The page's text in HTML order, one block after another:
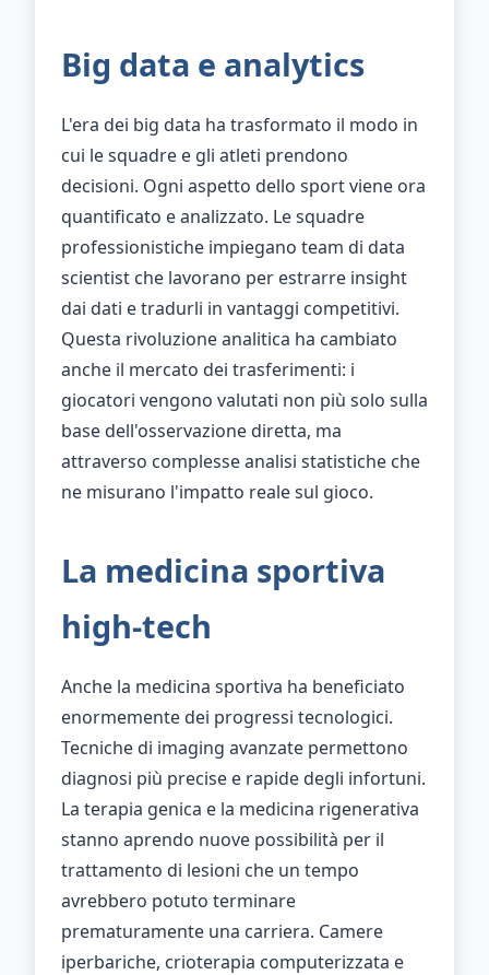
Big data e analytics
L'era dei big data ha trasformato il modo in
cui le squadre e gli atleti prendono
decisioni. Ogni aspetto dello sport viene ora
quantificato e analizzato. Le squadre
professionistiche impiegano team di data
scientist che lavorano per estrarre insight
dai dati e tradurli in vantaggi competitivi.
Questa rivoluzione analitica ha cambiato
anche il mercato dei trasferimenti: i
giocatori vengono valutati non più solo sulla
base dell'osservazione diretta, ma
attraverso complesse analisi statistiche che
ne misurano l'impatto reale sul gioco.
La medicina sportiva
high-tech
Anche la medicina sportiva ha beneficiato
enormemente dei progressi tecnologici.
Tecniche di imaging avanzate permettono
diagnosi più precise e rapide degli infortuni.
La terapia genica e la medicina rigenerativa
stanno aprendo nuove possibilità per il
trattamento di lesioni che un tempo
avrebbero potuto terminare
prematuramente una carriera. Camere
iperbariche, crioterapia computerizzata e